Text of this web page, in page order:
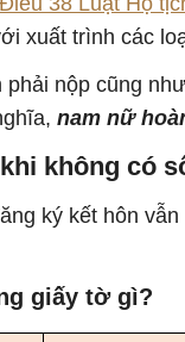
xuất trình các
nộp cũng
nam nữ
không có
ký kết hôn
giấy tờ gì?